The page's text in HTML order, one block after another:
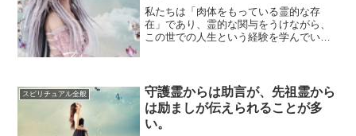
私たちは「肉体をもっている霊的な存
在」であり、霊的な関与をうけながら、
この世での人生という経験を学んでいま
スピリチュアル全般
守護霊からは助言が、先祖霊から
は励ましが伝えられることが多
い。